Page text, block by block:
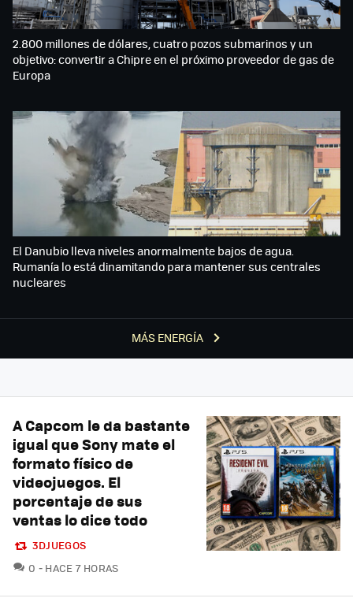
MÁS ENERGÍA
2.800 millones de dólares, cuatro pozos submarinos y un
objetivo: convertir a Chipre en el próximo proveedor de gas de
Europa
El Danubio lleva niveles anormalmente bajos de agua.
Rumanía lo está dinamitando para mantener sus centrales
nucleares
A Capcom le da bastante
igual que Sony mate el
formato físico de
videojuegos. El
porcentaje de sus
ventas lo dice todo
3DJUEGOS
0 COMENTARIOS
HACE 7 HORAS